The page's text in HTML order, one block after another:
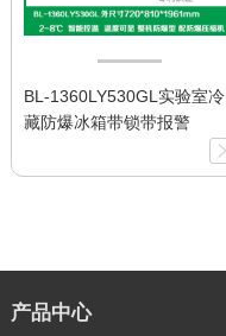
BL-1360LY530GL实验室冷
藏防爆冰箱带锁带报警
产品中心